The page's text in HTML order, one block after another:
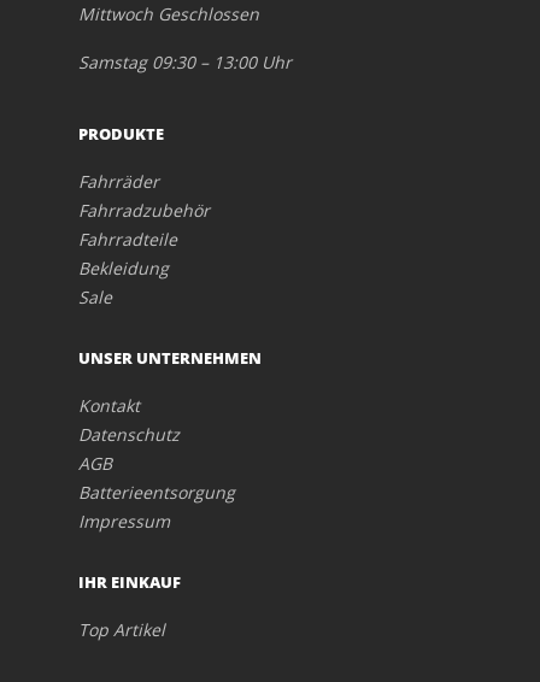
Mittwoch Geschlossen
Samstag 09:30 – 13:00 Uhr
PRODUKTE
Fahrräder
Fahrradzubehör
Fahrradteile
Bekleidung
Sale
UNSER UNTERNEHMEN
Kontakt
Datenschutz
AGB
Batterieentsorgung
Impressum
IHR EINKAUF
Top Artikel